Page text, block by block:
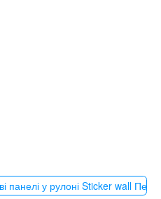
панелі у рулоні Sticker wall